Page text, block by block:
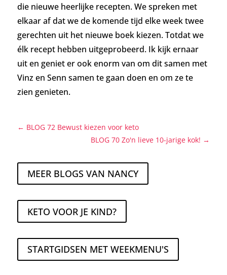
die nieuwe heerlijke recepten. We spreken met
elkaar af dat we de komende tijd elke week twee
gerechten uit het nieuwe boek kiezen. Totdat we
élk recept hebben uitgeprobeerd. Ik kijk ernaar
uit en geniet er ook enorm van om dit samen met
Vinz en Senn samen te gaan doen en om ze te
zien genieten.
← BLOG 72 Bewust kiezen voor keto
BLOG 70 Zo'n lieve 10-jarige kok! →
MEER BLOGS VAN NANCY
KETO VOOR JE KIND?
STARTGIDSEN MET WEEKMENU'S